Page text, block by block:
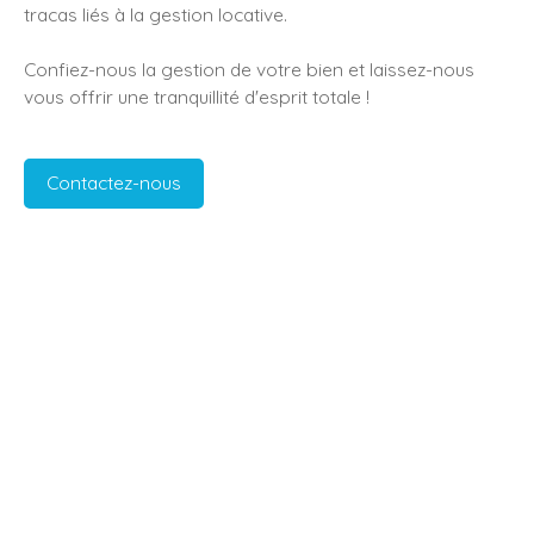
tracas liés à la gestion locative.
Confiez-nous la gestion de votre bien et laissez-nous
vous offrir une tranquillité d'esprit totale !
Contactez-nous